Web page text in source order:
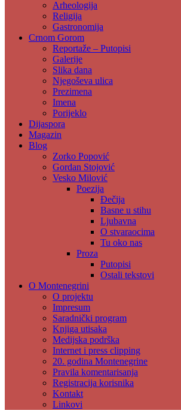
Arheologija
Religija
Gastronomija
Crnom Gorom
Reportaže – Putopisi
Galerije
Slika dana
Njegoševa ulica
Prezimena
Imena
Porijeklo
Dijaspora
Magazin
Blog
Zorko Popović
Gordan Stojović
Vesko Milović
Poezija
Đečija
Basne u stihu
Ljubavna
O stvaraocima
Tu oko nas
Proza
Putopisi
Ostali tekstovi
O Montenegrini
O projektu
Impresum
Saradnički program
Knjiga utisaka
Medijska podrška
Internet i press clipping
20. godina Montenegrine
Pravila komentarisanja
Registracija korisnika
Kontakt
Linkovi